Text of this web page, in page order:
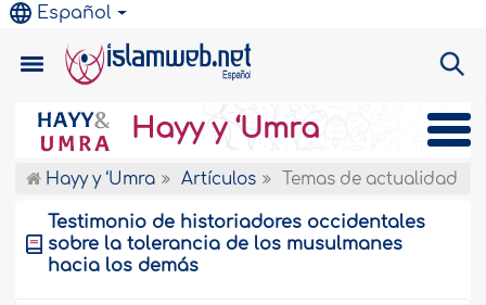
Español
Hayy y ‘Umra
Hayy y ‘Umra Artículos Temas de actualidad
Testimonio de historiadores occidentales
sobre la tolerancia de los musulmanes
hacia los demás